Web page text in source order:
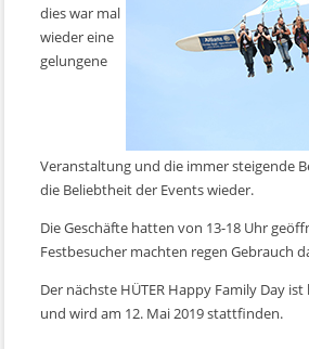
dies war mal
wieder eine
gelungene
Veranstaltung und die immer steigende
die Beliebtheit der Events wieder.
Die Geschäfte hatten von 13-18 Uhr
Festbesucher machten regen Gebrauch
Der nächste HÜTER Happy Family Day
und wird am 12. Mai 2019 stattfinden.